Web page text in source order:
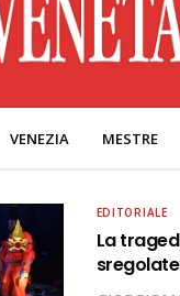
VENEZIA MESTRE
EDITORIALE
La